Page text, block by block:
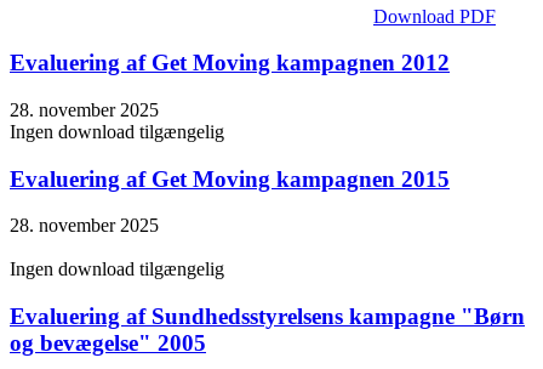
Download PDF
Evaluering af Get Moving kampagnen 2012
28. november 2025
Ingen download tilgængelig
Evaluering af Get Moving kampagnen 2015
28. november 2025
Ingen download tilgængelig
Evaluering af Sundhedsstyrelsens kampagne "Børn
og bevægelse" 2005